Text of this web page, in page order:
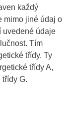
každý
mimo jiné údaj o
uvedené údaje
Tím
třídy. Ty
třídy A,
G.